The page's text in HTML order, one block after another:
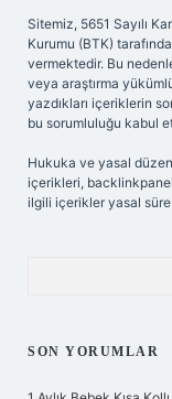
Sitemiz, 5651 Sayılı
Kurumu (BTK)
vermektedir. Bu
veya araştırma
yazdıkları içeriklerin
bu sorumluluğu kabul
Hukuka ve yasal
içerikleri,
ilgili içerikler yasal süre
SON YORUMLAR